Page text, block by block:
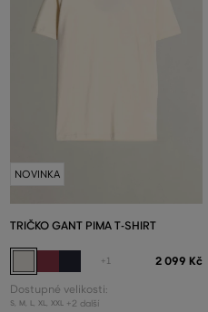
NOVINKA
TRIČKO GANT PIMA T-SHIRT
+1 2 099 Kč
Dostupné velikosti:
S, M L, XL, XXL +2 další